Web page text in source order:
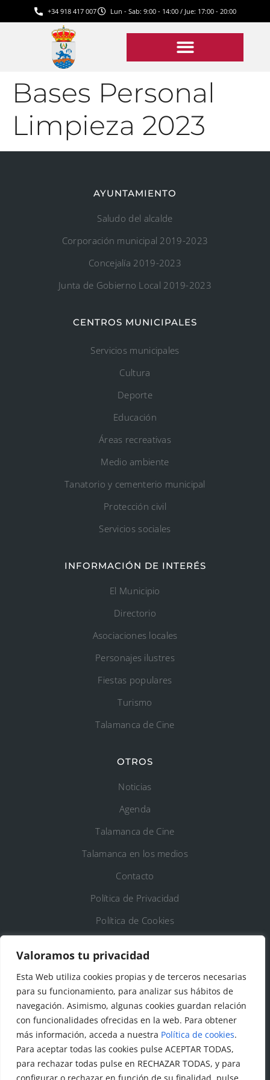
Valoramos tu privacidad
Esta Web utiliza cookies propias y de terceros necesarias
para su funcionamiento, para analizar sus hábitos de
navegación. Asimismo, algunas cookies guardan relación
con funcionalidades ofrecidas en la web. Para obtener
más información, acceda a nuestra Política de cookies.
Para aceptar todas las cookies pulse ACEPTAR TODAS,
para rechazar todas pulse en RECHAZAR TODAS, y para
+34 918 417 007 Lun - Sab: 9:00 - 14:00 / Jue: 17:00 - 20:00
Bases Personal
Limpieza 2023
AYUNTAMIENTO
Saludo del alcalde
Corporación municipal 2019-2023
Concejalía 2019-2023
Junta de Gobierno Local 2019-2023
CENTROS MUNICIPALES
Servicios municipales
Cultura
Deporte
Educación
Áreas recreativas
Medio ambiente
Tanatorio y cementerio municipal
Protección civil
Servicios sociales
INFORMACIÓN DE INTERÉS
El Municipio
Directorio
Asociaciones locales
Personajes ilustres
Fiestas populares
Turismo
Talamanca de Cine
OTROS
Noticias
Agenda
Talamanca de Cine
Talamanca en los medios
Contacto
Política de Privacidad
Política de Cookies
DATOS DE CONTACTO
Ayto. de Talamanca de Jarama
C/Fuente del Arca, 19 28160 Talamanca de
Jarama (Madrid)